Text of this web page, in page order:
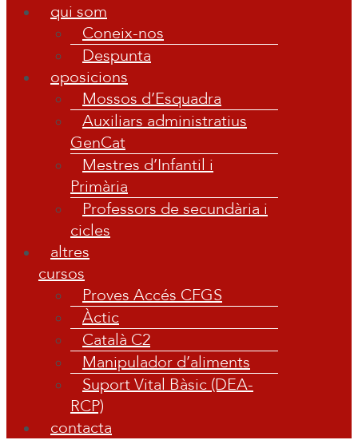
qui som
Coneix-nos
Despunta
oposicions
Mossos d’Esquadra
Auxiliars administratius
GenCat
Mestres d’Infantil i
Primària
Professors de secundària i
cicles
altres
cursos
Proves Accés CFGS
Àctic
Català C2
Manipulador d’aliments
Suport Vital Bàsic (DEA-
RCP)
contacta